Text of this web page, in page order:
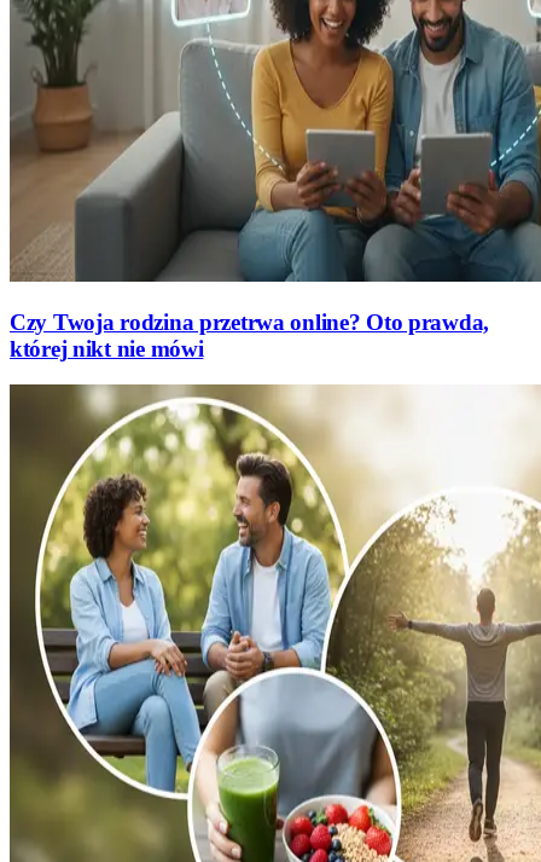
Czy Twoja rodzina przetrwa online? Oto prawda,
której nikt nie mówi